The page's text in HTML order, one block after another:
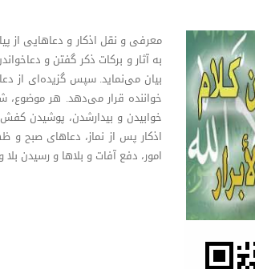
معرفی و نقل اذکار و دعاهایی از
به آثار و برکات ذکر گفتن و
خواننده قرار می‌دهد. هر موضوع،
خوابیدن و بیدارشدن، پوشیدن
اذکار پس از نماز، دعاهای صبح و
امور، دفع آفات و بلاها و رسیدن